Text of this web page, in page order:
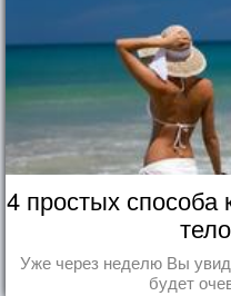
4 простых способа
Уже через неделю Вы
будет